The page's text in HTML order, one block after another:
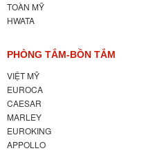
TOÀN MỸ
HWATA
PHÒNG TẮM-BỒN TẮM
VIỆT MỸ
EUROCA
CAESAR
MARLEY
EUROKING
APPOLLO